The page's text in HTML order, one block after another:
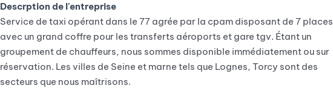
Descrption de l'entreprise
Service de taxi opérant dans le 77 agrée par la cpam disposant de 7 places
avec un grand coffre pour les transferts aéroports et gare tgv. Étant un
groupement de chauffeurs, nous sommes disponible immédiatement ou sur
réservation. Les villes de Seine et marne tels que Lognes, Torcy sont des
secteurs que nous maîtrisons.